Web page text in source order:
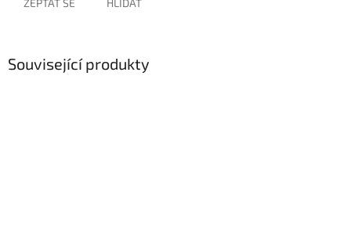
ZEPTAT SE HLÍDAT
Související produkty